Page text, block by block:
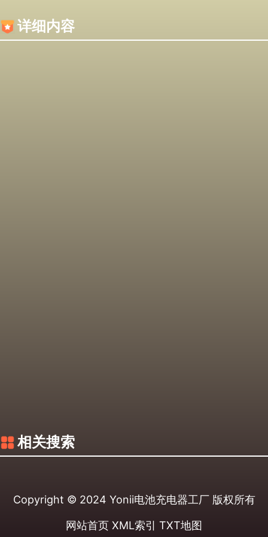
详细内容
相关搜索
Copyright © 2024 Yonii电池充电器工厂版权所有
网站首页 XML索引 TXT地图